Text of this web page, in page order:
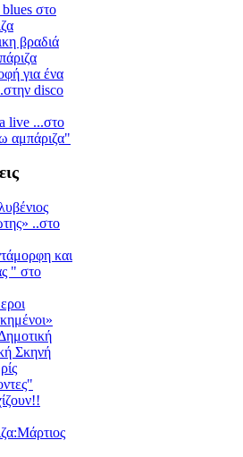
στο
βραδιά
για ένα
disco
live ...στο
αμπάριζα"
..στο
και
" στο
Σκηνή